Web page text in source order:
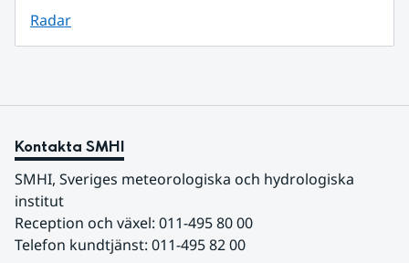
Radar
Kontakta SMHI
SMHI, Sveriges meteorologiska och hydrologiska
institut
Reception och växel: 011-495 80 00
Telefon kundtjänst: 011-495 82 00